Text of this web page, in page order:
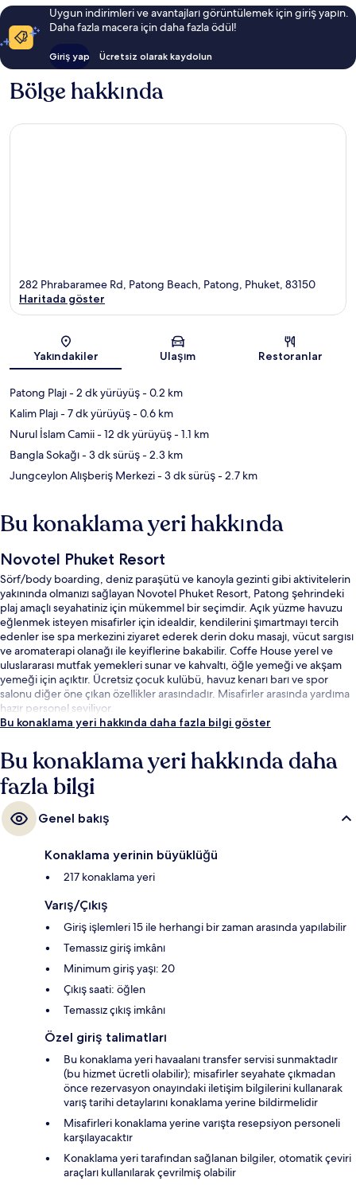
Uygun indirimleri ve avantajları görüntülemek için giriş yapın.
Daha fazla macera için daha fazla ödül!
Giriş yap Ücretsiz olarak kaydolun
Bölge hakkında
Harita
282 Phrabaramee Rd, Patong Beach, Patong, Phuket, 83150
Haritada göster
Yakındakiler Ulaşım Restoranlar
Patong Plajı- 2 dk yürüyüş- 0.2 km
Kalim Plajı- 7 dk yürüyüş- 0.6 km
Nurul İslam Camii- 12 dk yürüyüş- 1.1 km
Bangla Sokağı- 3 dk sürüş- 2.3 km
Jungceylon Alışberiş Merkezi- 3 dk sürüş- 2.7 km
Bu konaklama yeri hakkında
Novotel Phuket Resort
Sörf/body boarding, deniz paraşütü ve kanoyla gezinti gibi aktivitelerin
yakınında olmanızı sağlayan Novotel Phuket Resort, Patong şehrindeki
plaj amaçlı seyahatiniz için mükemmel bir seçimdir. Açık yüzme havuzu
eğlenmek isteyen misafirler için idealdir, kendilerini şımartmayı tercih
edenler ise spa merkezini ziyaret ederek derin doku masajı, vücut sargısı
ve aromaterapi olanağı ile keyiflerine bakabilir. Coffe House yerel ve
uluslararası mutfak yemekleri sunar ve kahvaltı, öğle yemeği ve akşam
yemeği için açıktır. Ücretsiz çocuk kulübü, havuz kenarı barı ve spor
salonu diğer öne çıkan özellikler arasındadır. Misafirler arasında yardıma
hazır personel seviliyor.
Bu konaklama yeri hakkında daha fazla bilgi göster
Bu konaklama yeri hakkında daha
fazla bilgi
Genel bakış
Konaklama yerinin büyüklüğü
217 konaklama yeri
Varış/Çıkış
Giriş işlemleri 15 ile herhangi bir zaman arasında yapılabilir
Temassız giriş imkânı
Minimum giriş yaşı: 20
Çıkış saati: öğlen
Temassız çıkış imkânı
Özel giriş talimatları
Bu konaklama yeri havaalanı transfer servisi sunmaktadır
(bu hizmet ücretli olabilir); misafirler seyahate çıkmadan
önce rezervasyon onayındaki iletişim bilgilerini kullanarak
varış tarihi detaylarını konaklama yerine bildirmelidir
Misafirleri konaklama yerine varışta resepsiyon personeli
karşılayacaktır
Konaklama yeri tarafından sağlanan bilgiler, otomatik çeviri
araçları kullanılarak çevrilmiş olabilir